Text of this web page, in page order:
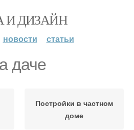
И ДИЗАЙН
новости статьи
даче
Постройки в частном
доме